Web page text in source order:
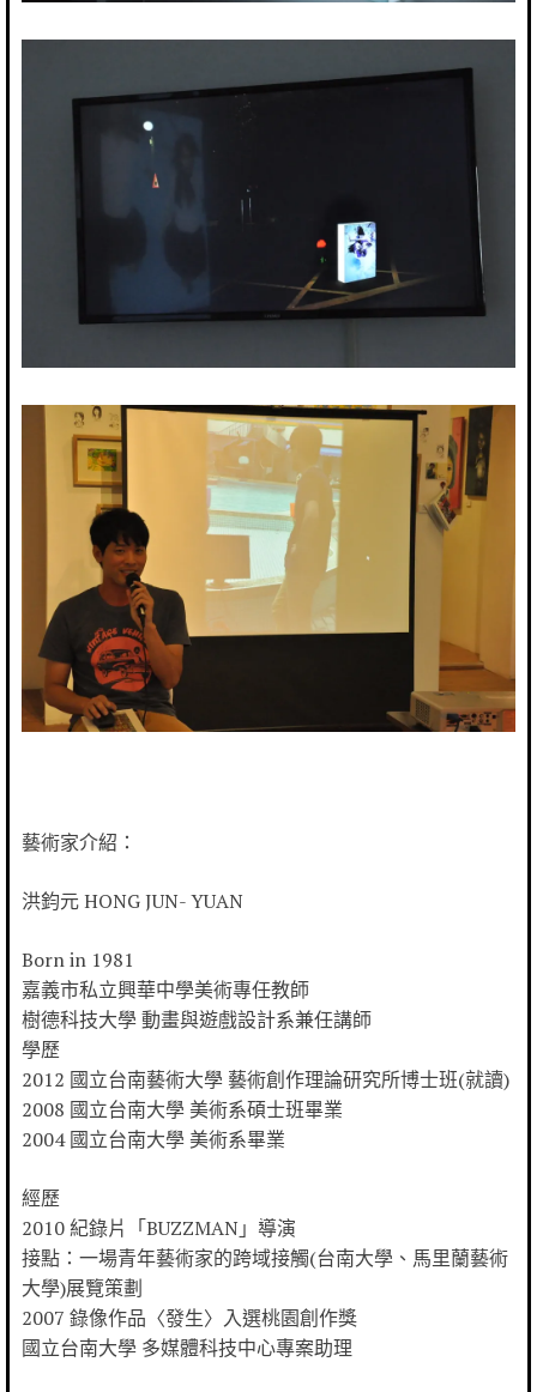
藝術家介紹：
洪鈞元 HONG JUN- YUAN
Born in 1981
嘉義市私立興華中學美術專任教師
樹德科技大學 動畫與遊戲設計系兼任講師
學歷
2012 國立台南藝術大學 藝術創作理論研究所博士班(就讀)
2008 國立台南大學 美術系碩士班畢業
2004 國立台南大學 美術系畢業
經歷
2010 紀錄片「BUZZMAN」導演
接點：一場青年藝術家的跨域接觸(台南大學、馬里蘭藝術
大學)展覽策劃
2007 錄像作品〈發生〉入選桃園創作獎
國立台南大學 多媒體科技中心專案助理